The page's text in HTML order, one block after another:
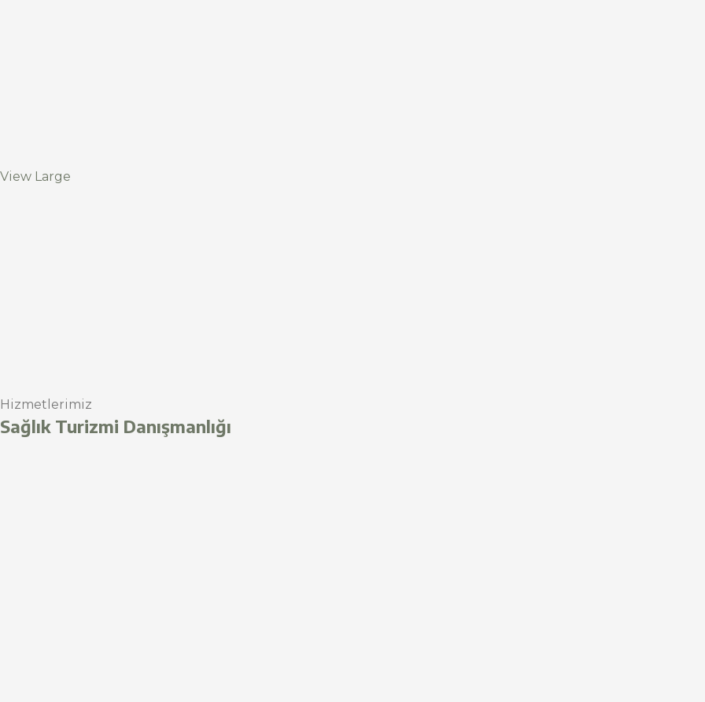
View Large
Hizmetlerimiz
Sağlık Turizmi Danışmanlığı